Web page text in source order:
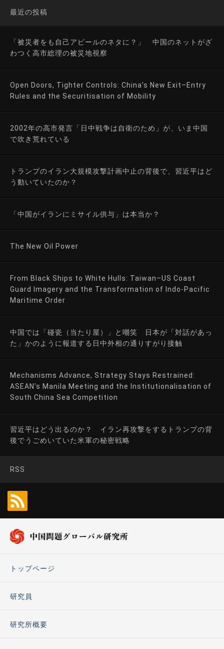
最近の投稿
「被災者をも自己アピールのネタに？」 中国のネットがざ
わつく高市総理の被災地視察
Open Doors, Tighter Controls: China’s New Exit–Entry
Rules and the Securitisation of Mobility
2002年の高市発言「日中戦争は自衛のため」が、いま中国
で吹き荒れている
トランプのイラン大規模攻撃計画中止の背後で、習近平はど
う動いていたのか？
「中国がイランにミサイル供与」は本当か？
The New Oil Power
From Black Ships to White Hulls: Taiwan–US Coast
Guard Imagery and the Transformation of Indo-Pacific
Maritime Order
中国では「碰瓷（当たり屋）」と嘲笑 日本が「対話があっ
た」かのように報道する日中外相の通りすがり接触
Mechanisms Advance, Strategy Stays Restrained:
ASEAN’s Manila Meeting and the Institutionalisation of
South China Sea Competition
習近平はどう出るのか？ イラン再攻撃をするトランプの背
後でうごめいていた米軍の秘密戦略
RSS
トップページ
研究員
研究所概要